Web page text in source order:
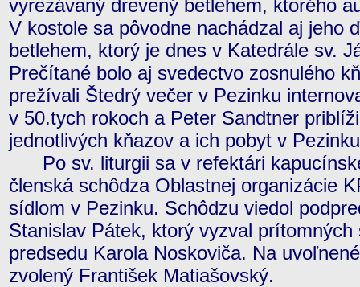
vyrezávaný drevený betlehem, ktorého
V kostole sa pôvodne nachádzal aj jeho
betlehem, ktorý je dnes v Katedrále sv.
Prečítané bolo aj svedectvo zosnulého
prežívali Štedrý večer v Pezinku
v 50.tych rokoch a Peter Sandtner
jednotlivých kňazov a ich pobyt v
Po sv. liturgii sa v refektári
členská schôdza Oblastnej organizácie
sídlom v Pezinku. Schôdzu viedol
Stanislav Pátek, ktorý vyzval
predsedu Karola Noskoviča. Na
zvolený František Matiašovský.